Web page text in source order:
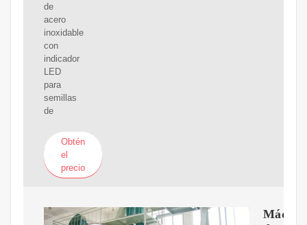
de
acero
inoxidable
con
indicador
LED
para
semillas
de
Obtén
el
precio